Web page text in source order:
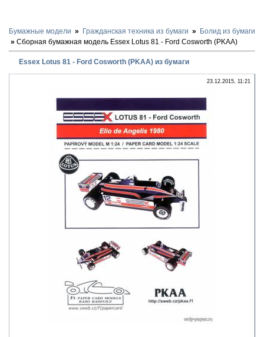
Бумажные модели Гражданская техника из бумаги
Болид из бумаги
Сборная бумажная модель Essex Lotus 81 - Ford Cosworth (PKAA)
Essex Lotus 81 - Ford Cosworth (PKAA) из бумаги
23.12.2015, 11:21